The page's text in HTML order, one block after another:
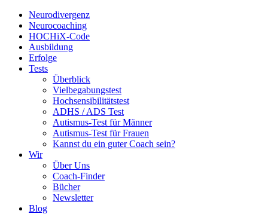
Neurodivergenz
Neurocoaching
HOCHiX-Code
Ausbildung
Erfolge
Tests
Überblick
Vielbegabungstest
Hochsensibilitätstest
ADHS / ADS Test
Autismus-Test für Männer
Autismus-Test für Frauen
Kannst du ein guter Coach sein?
Wir
Über Uns
Coach-Finder
Bücher
Newsletter
Blog